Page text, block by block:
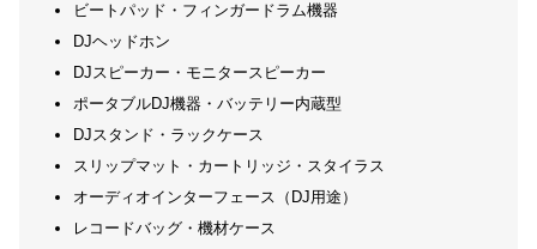
ビートパッド・フィンガードラム機器
DJヘッドホン
DJスピーカー・モニタースピーカー
ポータブルDJ機器・バッテリー内蔵型
DJスタンド・ラックケース
スリップマット・カートリッジ・スタイラス
オーディオインターフェース（DJ用途）
レコードバッグ・機材ケース